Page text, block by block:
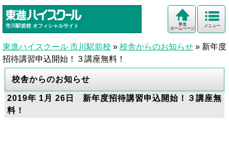
市川駅前校 オフィシャルサイト メニュー
東進
ホームページ
東進ハイスクール 市川駅前校 » 校舎からのお知らせ » 新年度
招待講習申込開始！３講座無料！
校舎からのお知らせ
2019年 1月 26日 新年度招待講習申込開始！３講座無
料！